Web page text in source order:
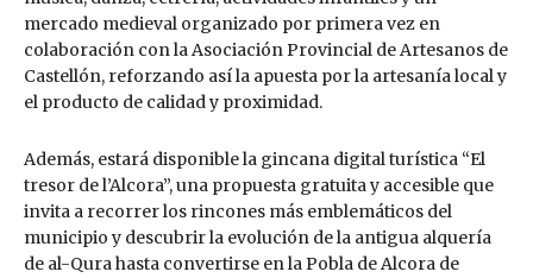
mercado medieval organizado por primera vez en
colaboración con la Asociación Provincial de Artesanos de
Castellón, reforzando así la apuesta por la artesanía local y
el producto de calidad y proximidad.
Además, estará disponible la gincana digital turística “El
tresor de l’Alcora”, una propuesta gratuita y accesible que
invita a recorrer los rincones más emblemáticos del
municipio y descubrir la evolución de la antigua alquería
de al-Qura hasta convertirse en la Pobla de Alcora de